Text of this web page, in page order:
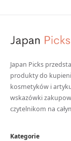
Japan Picks
produkty do
kosmetyków i
wskazówki
czytelnikom na
Kategorie